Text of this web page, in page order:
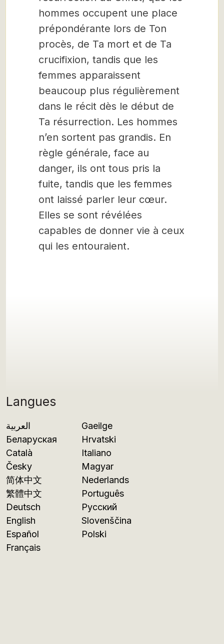
Langues
العربية
Беларуская
Català
Česky
简体中文
繁體中文
Deutsch
English
Español
Français
Gaeilge
Hrvatski
Italiano
Magyar
Nederlands
Português
Русский
Slovenščina
Polski
hommes occupent une place
prépondérante lors de Ton
procès, de Ta mort et de Ta
crucifixion, tandis que les
femmes apparaissent
beaucoup plus régulièrement
dans le récit dès le début de
Ta résurrection. Les hommes
n’en sortent pas grandis. En
règle générale, face au
danger, ils ont tous pris la
fuite, tandis que les femmes
ont laissé parler leur cœur.
Elles se sont révélées
capables de donner vie à ceux
qui les entouraient.